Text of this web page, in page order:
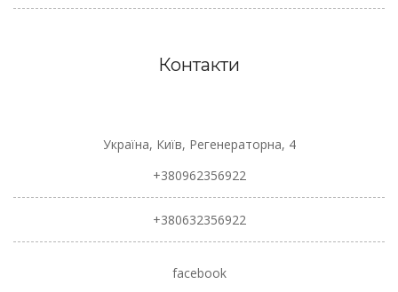
Контакти
Україна, Київ, Регенераторна, 4
+380962356922
+380632356922
facebook